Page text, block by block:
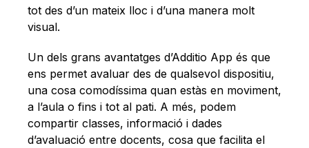
tot des d’un mateix lloc i d’una manera molt
visual.
Un dels grans avantatges d’Additio App és que
ens permet avaluar des de qualsevol dispositiu,
una cosa comodíssima quan estàs en moviment,
a l’aula o fins i tot al pati. A més, podem
compartir classes, informació i dades
d’avaluació entre docents, cosa que facilita el